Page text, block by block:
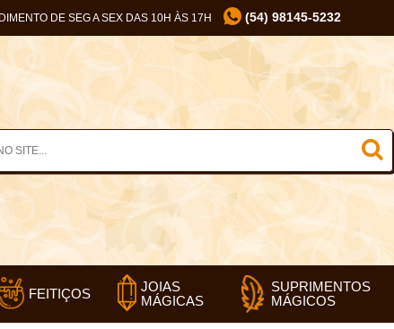
DE SEG A SEX DAS 10H ÀS 17H (54) 98145-5232
FEITIÇOS
JOIAS
MÁGICAS
SUPRIMENTOS
MÁGICOS